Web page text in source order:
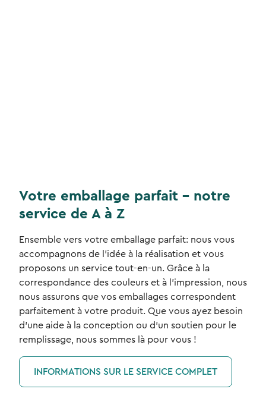
Votre emballage parfait - notre
service de A à Z
Ensemble vers votre emballage parfait: nous vous
accompagnons de l'idée à la réalisation et vous
proposons un service tout-en-un. Grâce à la
correspondance des couleurs et à l'impression, nous
nous assurons que vos emballages correspondent
parfaitement à votre produit. Que vous ayez besoin
d'une aide à la conception ou d'un soutien pour le
remplissage, nous sommes là pour vous !
INFORMATIONS SUR LE SERVICE COMPLET